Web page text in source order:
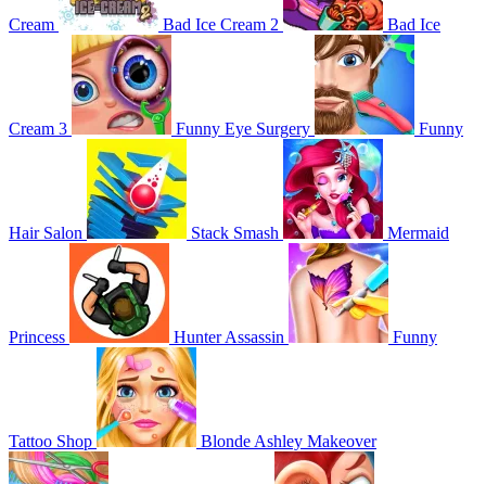
Cream Bad Ice Cream 2 Bad Ice
Cream 3 Funny Eye Surgery Funny
Hair Salon Stack Smash Mermaid
Princess Hunter Assassin Funny
Tattoo Shop Blonde Ashley Makeover